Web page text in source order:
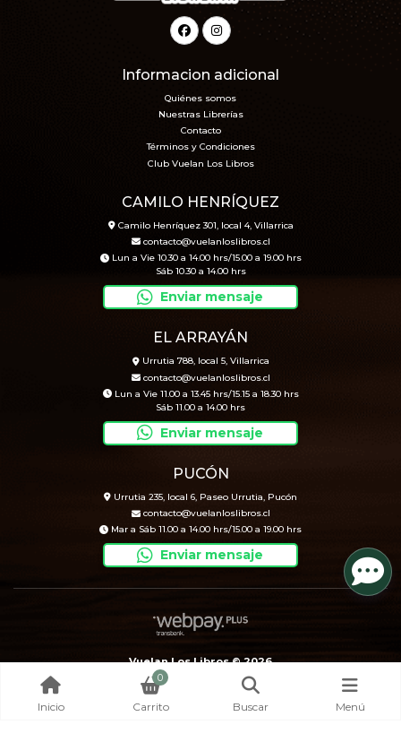
Informacion adicional
Quiénes somos
Nuestras Librerías
Contacto
Términos y Condiciones
Club Vuelan Los Libros
CAMILO HENRÍQUEZ
Camilo Henríquez 301, local 4, Villarrica
contacto@vuelanloslibros.cl
Lun a Vie 10.30 a 14.00 hrs/15.00 a 19.00 hrs
Sáb 10.30 a 14.00 hrs
Enviar mensaje
EL ARRAYÁN
Urrutia 788, local 5, Villarrica
contacto@vuelanloslibros.cl
Lun a Vie 11.00 a 13.45 hrs/15.15 a 18.30 hrs
Sáb 11.00 a 14.00 hrs
Enviar mensaje
PUCÓN
Urrutia 235, local 6, Paseo Urrutia, Pucón
contacto@vuelanloslibros.cl
Mar a Sáb 11.00 a 14.00 hrs/15.00 a 19.00 hrs
Enviar mensaje
Vuelan Los Libros © 2026
Creado por
Bsale
Inicio
0
Carrito Buscar Menú